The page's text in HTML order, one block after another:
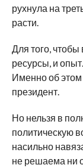
рухнула на
расти.
Для того, чтобы
ресурсы, и
Именно об
президент.
Но нельзя в
политическую
насильно
не решаема ни